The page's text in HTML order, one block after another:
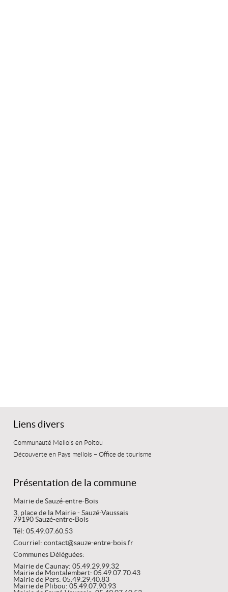
Liens divers
Communauté Mellois en Poitou
Découverte en Pays mellois – Office de tourisme
Présentation de la commune
Mairie de Sauzé-entre-Bois
3, place de la Mairie - Sauzé-Vaussais
79190 Sauzé-entre-Bois
Tél: 05.49.07.60.53
Courriel: contact@sauze-entre-bois.fr
Communes Déléguées:
Mairie de Caunay: 05.49.29.99.32
Mairie de Montalembert: 05.49.07.70.43
Mairie de Pers: 05.49.29.40.83
Mairie de Plibou: 05.49.07.90.93